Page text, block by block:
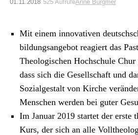
Über uns
ePaper
aktuelle
Suchen
01.11.2018 525 AufrufeAnne Burgmer
Mit einem inno­v­a­tiv­en
bil­dungsange­bot reagiert das
The­ol­o­gis­chen Hochschule
dass sich die Gesellschaft und
Sozialgestalt von Kirche
Men­schen wer­den bei guter
Im Jan­u­ar 2019 startet der erste
Kurs, der sich an alle